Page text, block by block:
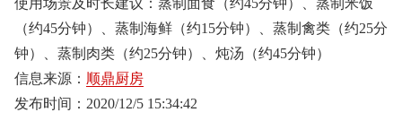
使用场景及时长建议：蒸制面食（约45分钟）、蒸制米饭
（约45分钟）、蒸制海鲜（约15分钟）、蒸制禽类（约25分
钟）、蒸制肉类（约25分钟）、炖汤（约45分钟）
信息来源： 顺鼎厨房
发布时间：2020/12/5 15:34:42